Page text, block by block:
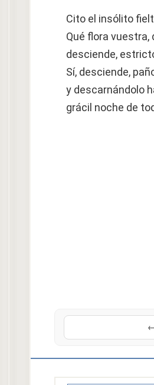
Cito el insólito
Qué flora vuestra,
desciende,
Sí, desciende,
y descarnándolo
grácil noche de